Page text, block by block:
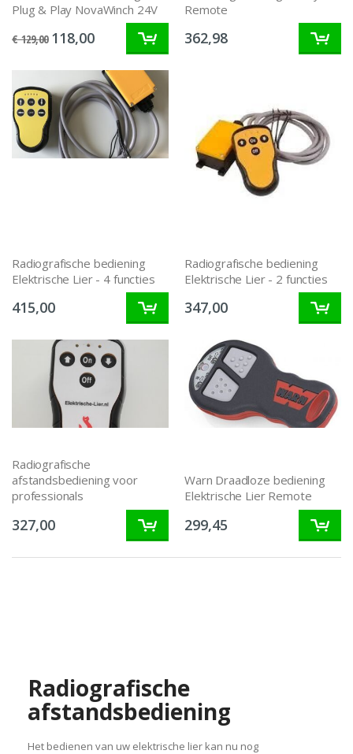
Plug & Play NovaWinch 24V
€ 129,00 118,00
Remote
362,98
Radiografische bediening
Elektrische Lier - 4 functies
415,00
Radiografische bediening
Elektrische Lier - 2 functies
347,00
Radiografische
afstandsbediening voor
professionals
327,00
Warn Draadloze bediening
Elektrische Lier Remote
299,45
Radiografische
afstandsbediening
Het bedienen van uw elektrische lier kan nu nog